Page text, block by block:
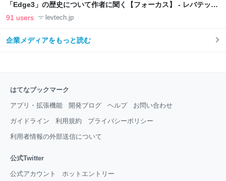
「Edge3」の歴史について作者に聞く【フォーカス】 - レバテック
LAB
91 users levtech.jp
企業メディアをもっと読む
はてなブックマーク
アプリ・拡張機能 開発ブログ ヘルプ お問い合わせ
ガイドライン 利用規約 プライバシーポリシー
利用者情報の外部送信について
公式Twitter
公式アカウント ホットエントリー